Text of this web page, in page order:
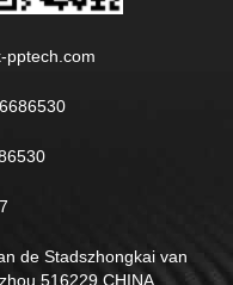
pptech.com
de Stadszhongkai van
516229 CHINA